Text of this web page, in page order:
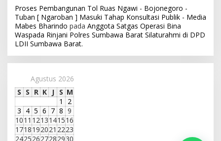
Proses Pembangunan Tol Ruas Ngawi - Bojonegoro -
Tuban [ Ngaroban ] Masuki Tahap Konsultasi Publik - Media
Mabes Bharindo pada Anggota Satgas Operasi Bina
Waspada Rinjani Polres Sumbawa Barat Silaturahmi di DPD
LDII Sumbawa Barat.
Agustus 2026
S S R K J S M
1
2
3 4 5 6 7 8 9
1011 1213141516
1718192021 2223
24252627282930